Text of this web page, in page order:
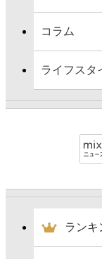
コラム
ライフスタ
ランキ